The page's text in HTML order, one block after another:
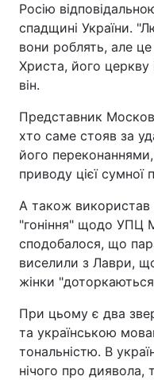
Росію
спадщині України.
вони роблять, але
Христа, його церкву
він.
Представник
хто саме стояв за
його переконаннями,
приводу цієї сумної
А також використав
"гоніння" щодо УПЦ
сподобалося, що
виселили з Лаври,
жінки
При цьому є два
та українською
тональністю. В
нічого про диявола,